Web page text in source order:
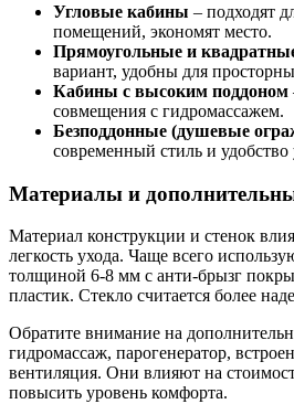
Угловые кабины – подходят
помещений, экономят место.
Прямоугольные и
вариант, удобны для
Кабины с высоким поддоном
совмещения с гидромассажем.
Безподдонные (душевые
современный стиль и удобство
Материалы и
Материал конструкции и стенок
легкость ухода. Чаще всего
толщиной 6-8 мм с анти-брызг
пластик. Стекло считается более
Обратите внимание на
гидромассаж, парогенератор,
вентиляция. Они влияют на
повысить уровень комфорта.